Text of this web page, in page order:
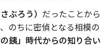
ぶろう） だったことから
のちに密偵となる相模の
の銕」時代からの知り合い